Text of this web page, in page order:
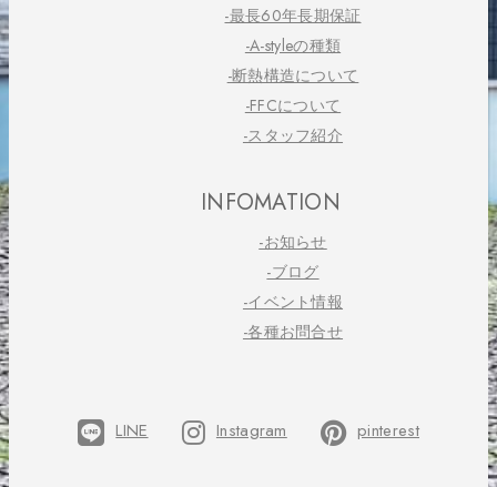
-最長60年長期保証
-A-styleの種類
-断熱構造について
-FFCについて
-スタッフ紹介
INFOMATION
-お知らせ
-ブログ
-イベント情報
-各種お問合せ
LINE Instagram pinterest